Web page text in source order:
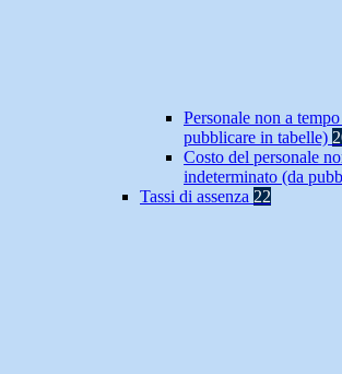
Personale non a
pubblicare in tabelle)
Costo del personale
indeterminato (da
Tassi di assenza 22